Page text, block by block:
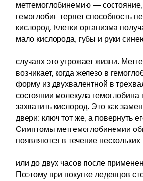
метгемоглобинемию —
гемоглобин теряет способность
кислород. Клетки организма
мало кислорода, губы и руки
случаях это угрожает жизни.
возникает, когда железо в
форму из двухвалентной в
состоянии молекула гемоглобина
захватить кислород. Это как
двери: ключ тот же, а повернуть
Симптомы метгемоглобинемии
появляются в течение нескольких
или до двух часов после
Поэтому при покупке леденцов